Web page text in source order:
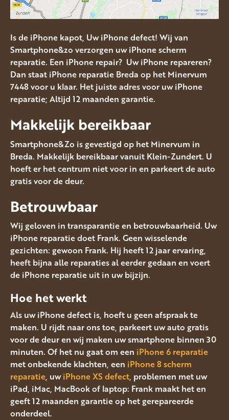
Is de iPhone kapot, Uw iPhone defect! Wij van
Smartphone&zo verzorgen uw iPhone scherm
reparatie. Een iPhone repair? Uw iPhone repareren?
Dan staat iPhone reparatie Breda op het Minervum
7448 voor u klaar. Het juiste adres voor uw iPhone
reparatie; Altijd 12 maanden garantie.
Makkelijk bereikbaar
Smartphone&Zo is gevestigd op het Minervum in
Breda. Makkelijk bereikbaar vanuit Klein-Zundert. U
hoeft er het centrum niet voor in en parkeert de auto
gratis voor de deur.
Betrouwbaar
Wij geloven in transparantie en betrouwbaarheid. Uw
iPhone reparatie doet Frank. Geen wisselende
gezichten: gewoon Frank. Hij heeft 12 jaar ervaring,
heeft bijna alle reparaties al eerder gedaan en voert
de iPhone reparatie uit in uw bijzijn.
Hoe het werkt
Als uw iPhone defect is, hoeft u geen afspraak te
maken. U rijdt naar ons toe, parkeert uw auto gratis
voor de deur en wij maken uw smartphone binnen 30
minuten. Of het nu gaat om een iPhone 6 reparatie
met onbekende klachten, een iPhone 8 scherm
reparatie, uwiPhone XS defect, problemen met uw
iPad, iMac, MacBook of laptop: Frank maakt het en
geeft 12 maanden garantie op het gerepareerde
onderdeel.